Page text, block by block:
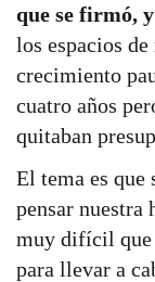
que se firmó,
los espacios
crecimiento
cuatro años
quitaban
El tema es que
pensar nuestra
muy difícil que
para llevar a